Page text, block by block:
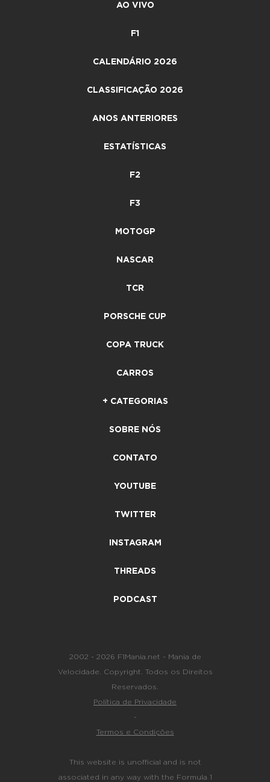
AO VIVO
F1
CALENDÁRIO 2026
CLASSIFICAÇÃO 2026
ANOS ANTERIORES
ESTATÍSTICAS
F2
F3
MOTOGP
NASCAR
TCR
PORSCHE CUP
COPA TRUCK
CARROS
+ CATEGORIAS
SOBRE NÓS
CONTATO
YOUTUBE
TWITTER
INSTAGRAM
THREADS
PODCAST
2002 - 2026 F1Mania.net - Mania de
Velocidade. Copyright. Todos os Direitos
Reservados.
Política de Privacidade
-
Termos e Condições
This website is unofficial and is not
associated in any way with the Formula 1